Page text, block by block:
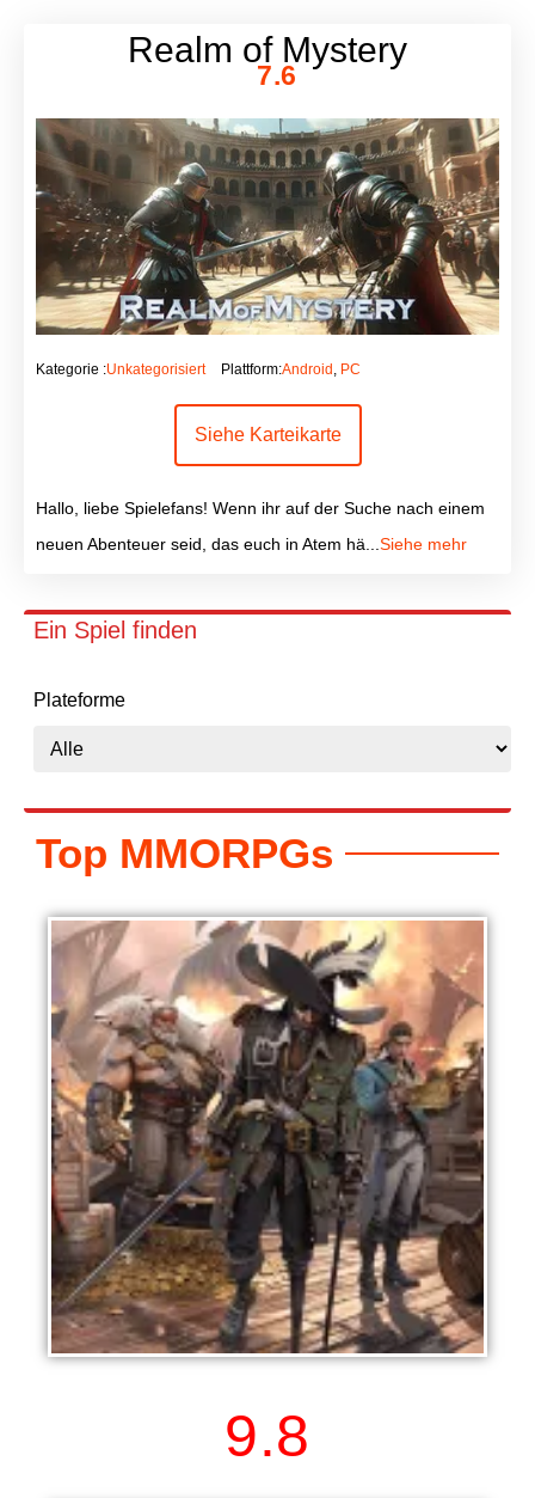
Realm of Mystery
7.6
Kategorie :Unkategorisiert Plattform:Android , PC
Siehe Karteikarte
Hallo, liebe Spielefans! Wenn ihr auf der Suche nach einem
neuen Abenteuer seid, das euch in Atem hä...Siehe mehr
Ein Spiel finden
Plateforme
Top MMORPGs
9.8